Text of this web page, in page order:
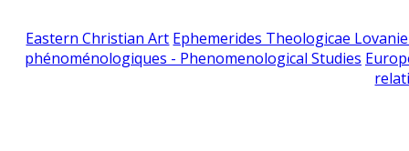
Eastern Christian Art Ephemerides Theologicae
phénoménologiques - Phenomenological Studies